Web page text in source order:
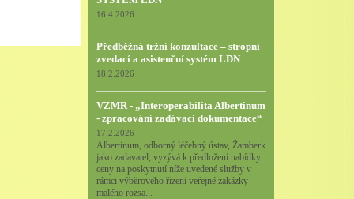
16.4.2026
Předběžná tržní konzultace – stropní
zvedací a asistenční systém LDN
18.2.2026
VZMR - „Interoperabilita Albertinum
- zpracování zadávací dokumentace“
17.2.2026
Albertinum, odborný léčebný ústav, Žamberk
jako zadavatel, vyzývá k předložení nabídky
ceny na poskytnutí níže uvedené služby v
rámci výběrového řízení veřejné zakázky
malého rozsa...